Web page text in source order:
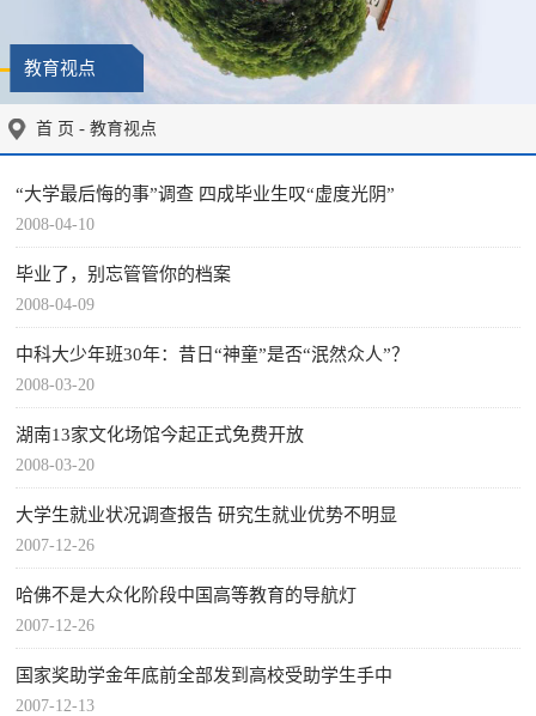
教育视点
首 页 - 教育视点
“大学最后悔的事”调查 四成毕业生叹“虚度光阴”
2008-04-10
毕业了，别忘管管你的档案
2008-04-09
中科大少年班30年：昔日“神童”是否“泯然众人”？
2008-03-20
湖南13家文化场馆今起正式免费开放
2008-03-20
大学生就业状况调查报告 研究生就业优势不明显
2007-12-26
哈佛不是大众化阶段中国高等教育的导航灯
2007-12-26
国家奖助学金年底前全部发到高校受助学生手中
2007-12-13